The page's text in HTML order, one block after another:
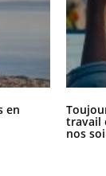
en
travail
nos